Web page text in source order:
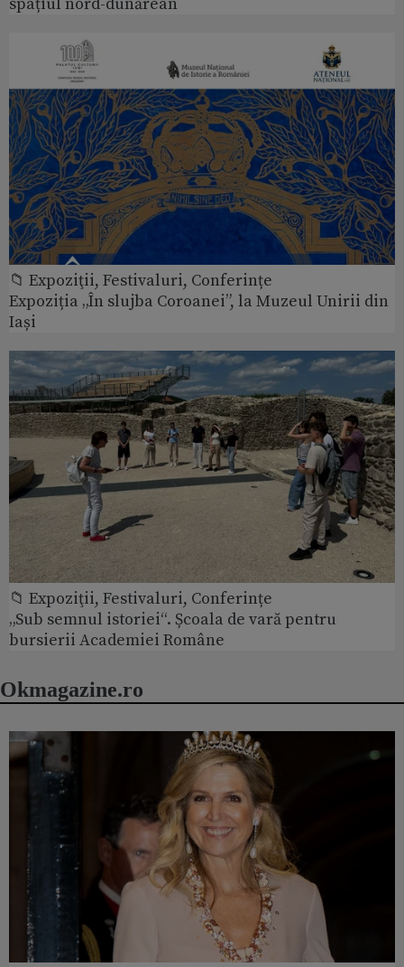
spațiul nord-dunărean
📁 Expoziţii, Festivaluri, Conferințe
Expoziția „În slujba Coroanei”, la Muzeul Unirii din
Iași
📁 Expoziţii, Festivaluri, Conferințe
„Sub semnul istoriei“. Școala de vară pentru
bursierii Academiei Române
Okmagazine.ro